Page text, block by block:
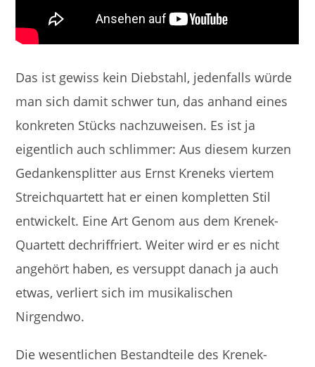
Das ist gewiss kein Diebstahl, jedenfalls würde
man sich damit schwer tun, das anhand eines
konkreten Stücks nachzuweisen. Es ist ja
eigentlich auch schlimmer: Aus diesem kurzen
Gedankensplitter aus Ernst Kreneks viertem
Streichquartett hat er einen kompletten Stil
entwickelt. Eine Art Genom aus dem Krenek-
Quartett dechriffriert. Weiter wird er es nicht
angehört haben, es versuppt danach ja auch
etwas, verliert sich im musikalischen
Nirgendwo.
Die wesentlichen Bestandteile des Krenek-